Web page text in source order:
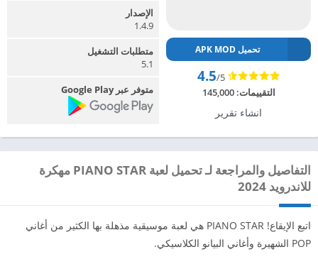
تحميل APK MOD
4.5/5
التقييمات:145,000
انشاء تقرير
الإصدار
1.4.9
متطلبات التشغيل
5.1
متوفر عبر Google Play
التفاصيل والمراجعة لـ تحميل لعبة PIANO STAR مهكرة
للاندرويد 2024
اتبع الإيقاع! PIANO STAR هي لعبة موسيقية مذهلة بها الكثير من أغاني
POP الشهيرة وأغاني البيانو الكلاسيكي.